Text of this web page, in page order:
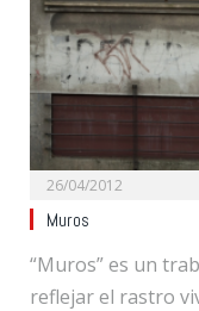
26/04/2012
Muros
“Muros” es un
reflejar el rastro